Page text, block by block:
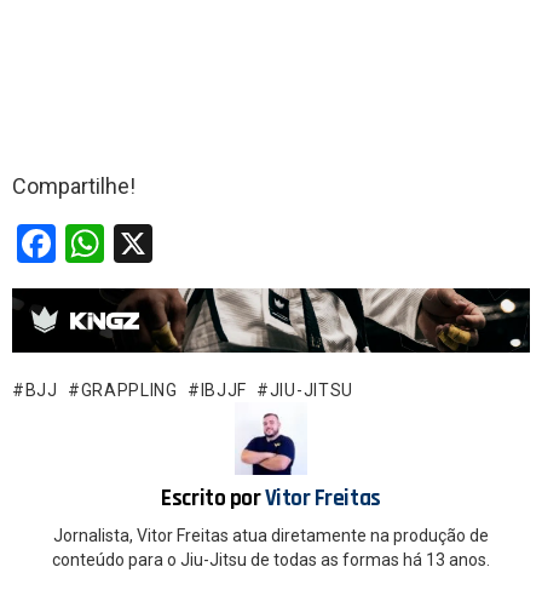
Compartilhe!
F
a
ce
b
o
W
h
at
s
A
BJJ GRAPPLING IBJJF JIU-JITSU
Escrito porVitor Freitas
Jornalista, Vitor Freitas atua diretamente na produção de
conteúdo para o Jiu-Jitsu de todas as formas há 13 anos.